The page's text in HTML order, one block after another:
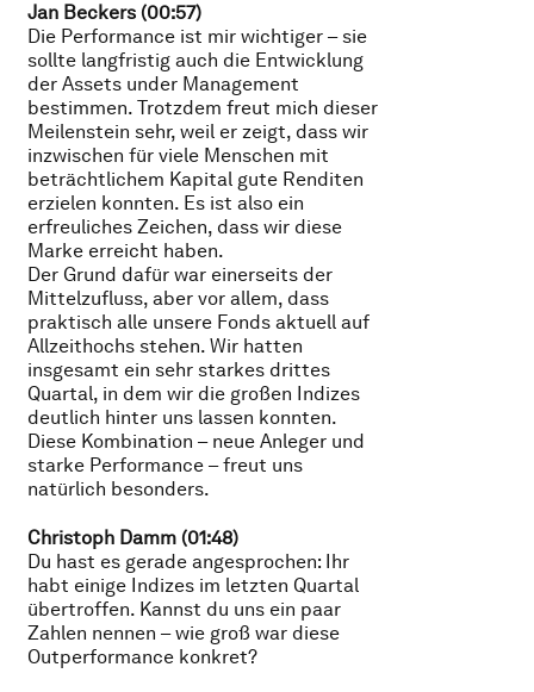
Jan Beckers (00:57)
Die Performance ist mir wichtiger – sie
sollte langfristig auch die Entwicklung
der Assets under Management
bestimmen. Trotzdem freut mich dieser
Meilenstein sehr, weil er zeigt, dass wir
inzwischen für viele Menschen mit
beträchtlichem Kapital gute Renditen
erzielen konnten. Es ist also ein
erfreuliches Zeichen, dass wir diese
Marke erreicht haben.
Der Grund dafür war einerseits der
Mittelzufluss, aber vor allem, dass
praktisch alle unsere Fonds aktuell auf
Allzeithochs stehen. Wir hatten
insgesamt ein sehr starkes drittes
Quartal, in dem wir die großen Indizes
deutlich hinter uns lassen konnten.
Diese Kombination – neue Anleger und
starke Performance – freut uns
natürlich besonders.
Christoph Damm (01:48)
Du hast es gerade angesprochen: Ihr
habt einige Indizes im letzten Quartal
übertroffen. Kannst du uns ein paar
Zahlen nennen – wie groß war diese
Outperformance konkret?